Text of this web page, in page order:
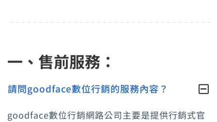
一、售前服務：
請問goodface數位行銷的服務內容？
goodface數位行銷網路公司主要是提供行銷式官